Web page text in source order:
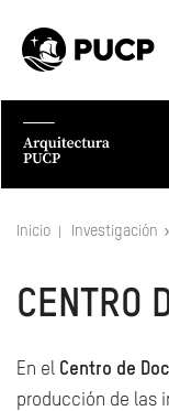
Inicio Investigación
CENTRO
En el Centro de
producción de las